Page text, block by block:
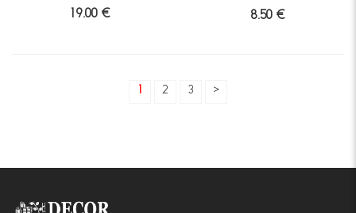
19.00 € 8.50 €
1 2 3 >